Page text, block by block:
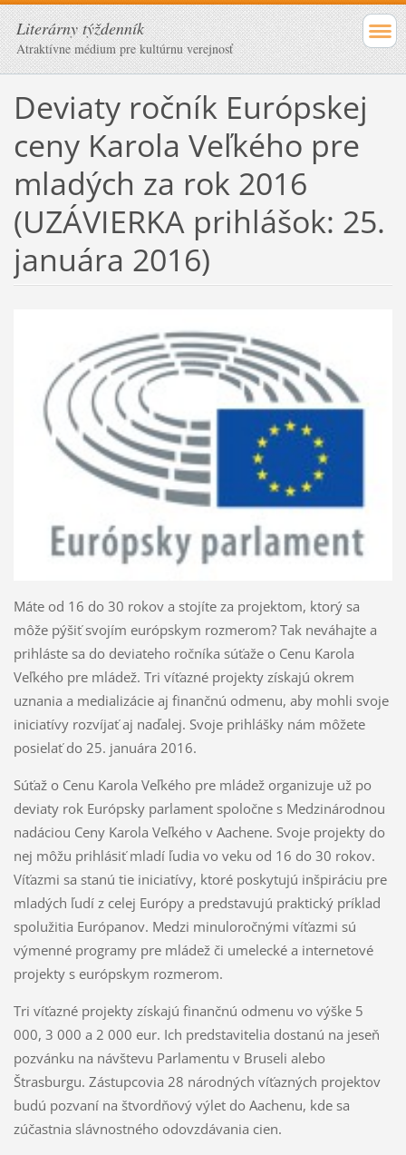
Literárny týždenník
Atraktívne médium pre kultúrnu verejnosť
Deviaty ročník Európskej
ceny Karola Veľkého pre
mladých za rok 2016
(UZÁVIERKA prihlášok: 25.
januára 2016)
Máte od 16 do 30 rokov a stojíte za projektom, ktorý sa
môže pýšiť svojím európskym rozmerom? Tak neváhajte a
prihláste sa do deviateho ročníka súťaže o Cenu Karola
Veľkého pre mládež. Tri víťazné projekty získajú okrem
uznania a medializácie aj finančnú odmenu, aby mohli svoje
iniciatívy rozvíjať aj naďalej. Svoje prihlášky nám môžete
posielať do 25. januára 2016.
Súťaž o Cenu Karola Veľkého pre mládež organizuje už po
deviaty rok Európsky parlament spoločne s Medzinárodnou
nadáciou Ceny Karola Veľkého v Aachene. Svoje projekty do
nej môžu prihlásiť mladí ľudia vo veku od 16 do 30 rokov.
Víťazmi sa stanú tie iniciatívy, ktoré poskytujú inšpiráciu pre
mladých ľudí z celej Európy a predstavujú praktický príklad
spolužitia Európanov. Medzi minuloročnými víťazmi sú
výmenné programy pre mládež či umelecké a internetové
projekty s európskym rozmerom.
Tri víťazné projekty získajú finančnú odmenu vo výške 5
000, 3 000 a 2 000 eur. Ich predstavitelia dostanú na jeseň
pozvánku na návštevu Parlamentu v Bruseli alebo
Štrasburgu. Zástupcovia 28 národných víťazných projektov
budú pozvaní na štvordňový výlet do Aachenu, kde sa
zúčastnia slávnostného odovzdávania cien.